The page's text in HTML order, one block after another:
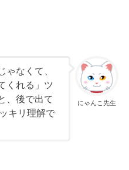
にゃんこ先生
ゃなくて、
くれる」ツ
、後で出て
キリ理解で